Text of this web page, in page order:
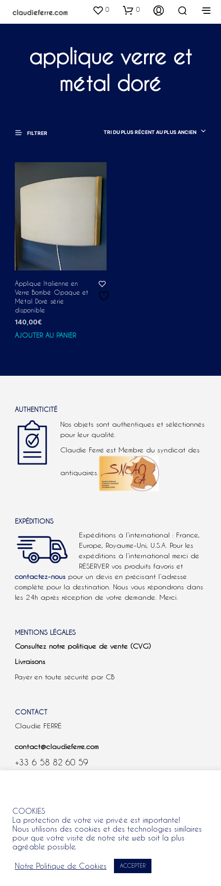
0 0
applique verre et
métal doré
FILTRER TRI DU PLUS RÉCENT AU PLUS ANCIEN
Applique Italienne en
Verre Bombé Opaque et
Métal Doré série
disponible
140,00€
AJOUTER AU PANIER
AUTHENTICITÉ
Nos objets sont authentiques et séléctionnés
pour leur qualité.
Claudie Ferré est Membre du syndicat des
antiquaires.
EXPÉDITIONS
Expéditions à l’international : France,
Europe, Royaume-Uni, U.S.A. Pour les
expéditions à l’international merci de
RÉSERVER vos produits favoris et
contactez-nous pour un devis en précisant l’adresse
complète pour la destination. Nous vous répondrons dans
les 24h après réception de votre demande. Merci.
MENTIONS LÉGALES
Consultez notre politique de vente (CVG)
Livraisons
Payer en toute sécurité par CB
CONTACT
Claudie FERRÉ
contact@claudieferre.com
+33 6 58 82 60 59
COOKIES
La protection de votre vie privée est importante!
Nous utilisons des cookies et des technologies similaires
pour que votre visite de notre site web soit la plus
agréable possible.
Notre Politique de Cookies ACCEPTER